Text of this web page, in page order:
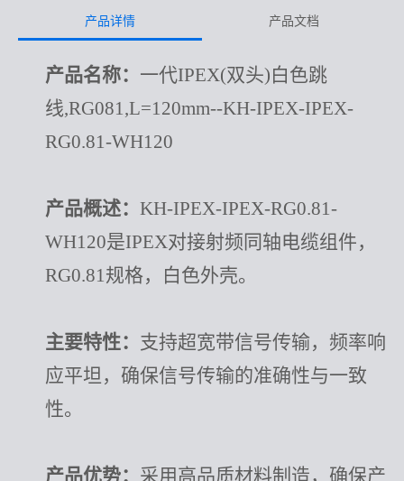
产品详情 产品文档
产品名称： 一代IPEX(双头)白色跳
线,RG081,L=120mm--KH-IPEX-IPEX-
RG0.81-WH120
产品概述： KH-IPEX-IPEX-RG0.81-
WH120是IPEX对接射频同轴电缆组件，
RG0.81规格，白色外壳。
主要特性： 支持超宽带信号传输，频率响
应平坦，确保信号传输的准确性与一致
性。
产品优势： 采用高品质材料制造，确保产